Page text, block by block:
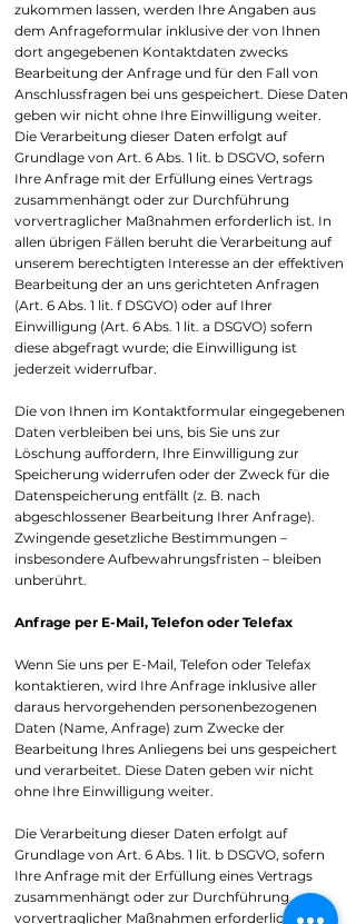
zukommen lassen, werden Ihre Angaben aus
dem Anfrageformular inklusive der von Ihnen
dort angegebenen Kontaktdaten zwecks
Bearbeitung der Anfrage und für den Fall von
Anschlussfragen bei uns gespeichert. Diese Daten
geben wir nicht ohne Ihre Einwilligung weiter.
Die Verarbeitung dieser Daten erfolgt auf
Grundlage von Art. 6 Abs. 1 lit. b DSGVO, sofern
Ihre Anfrage mit der Erfüllung eines Vertrags
zusammenhängt oder zur Durchführung
vorvertraglicher Maßnahmen erforderlich ist. In
allen übrigen Fällen beruht die Verarbeitung auf
unserem berechtigten Interesse an der effektiven
Bearbeitung der an uns gerichteten Anfragen
(Art. 6 Abs. 1 lit. f DSGVO) oder auf Ihrer
Einwilligung (Art. 6 Abs. 1 lit. a DSGVO) sofern
diese abgefragt wurde; die Einwilligung ist
jederzeit widerrufbar.
Die von Ihnen im Kontaktformular eingegebenen
Daten verbleiben bei uns, bis Sie uns zur
Löschung auffordern, Ihre Einwilligung zur
Speicherung widerrufen oder der Zweck für die
Datenspeicherung entfällt (z. B. nach
abgeschlossener Bearbeitung Ihrer Anfrage).
Zwingende gesetzliche Bestimmungen –
insbesondere Aufbewahrungsfristen – bleiben
unberührt.
Anfrage per E-Mail, Telefon oder Telefax
Wenn Sie uns per E-Mail, Telefon oder Telefax
kontaktieren, wird Ihre Anfrage inklusive aller
daraus hervorgehenden personenbezogenen
Daten (Name, Anfrage) zum Zwecke der
Bearbeitung Ihres Anliegens bei uns gespeichert
und verarbeitet. Diese Daten geben wir nicht
ohne Ihre Einwilligung weiter.
Die Verarbeitung dieser Daten erfolgt auf
Grundlage von Art. 6 Abs. 1 lit. b DSGVO, sofern
Ihre Anfrage mit der Erfüllung eines Vertrags
zusammenhängt oder zur Durchführung
vorvertraglicher Maßnahmen erforderlich ist. In